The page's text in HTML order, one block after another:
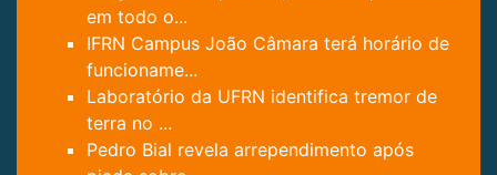
em todo o...
IFRN Campus João Câmara terá horário de
funcioname...
Laboratório da UFRN identifica tremor de
terra no ...
Pedro Bial revela arrependimento após